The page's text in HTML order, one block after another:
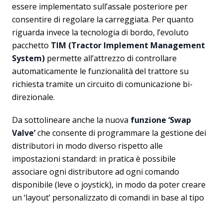
essere implementato sull’assale posteriore per
consentire di regolare la carreggiata. Per quanto
riguarda invece la tecnologia di bordo, l’evoluto
pacchetto TIM (Tractor Implement Management
System) permette all’attrezzo di controllare
automaticamente le funzionalità del trattore su
richiesta tramite un circuito di comunicazione bi-
direzionale.
Da sottolineare anche la nuova funzione ‘Swap
Valve’che consente di programmare la gestione dei
distributori in modo diverso rispetto alle
impostazioni standard: in pratica è possibile
associare ogni distributore ad ogni comando
disponibile (leve o joystick), in modo da poter creare
un ‘layout’ personalizzato di comandi in base al tipo